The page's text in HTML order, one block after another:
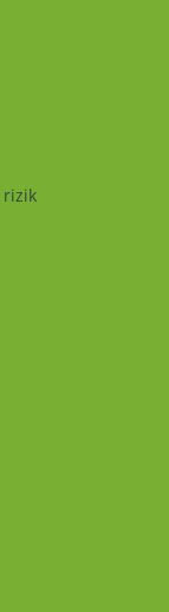
rizik